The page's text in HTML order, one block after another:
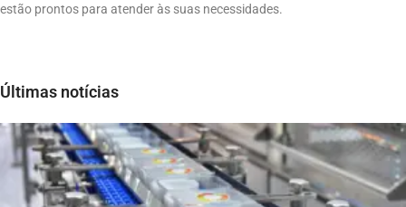
estão prontos para atender às suas necessidades.
Últimas notícias